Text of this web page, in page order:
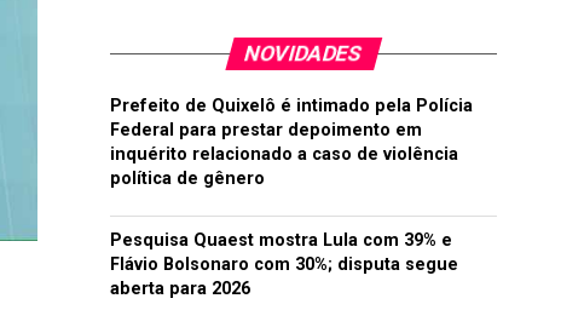
NOVIDADES
Prefeito de Quixelô é intimado pela Polícia
Federal para prestar depoimento em
inquérito relacionado a caso de violência
política de gênero
Pesquisa Quaest mostra Lula com 39% e
Flávio Bolsonaro com 30%; disputa segue
aberta para 2026